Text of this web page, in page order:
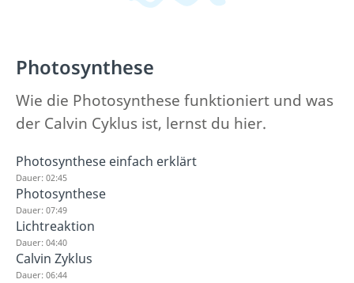
Photosynthese
Wie die Photosynthese funktioniert und was
der Calvin Cyklus ist, lernst du hier.
Photosynthese einfach erklärt
Dauer: 02:45
Photosynthese
Dauer: 07:49
Lichtreaktion
Dauer: 04:40
Calvin Zyklus
Dauer: 06:44